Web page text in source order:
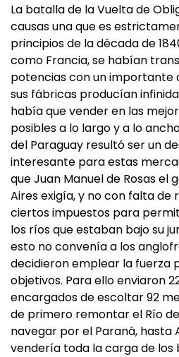
La batalla de la Vuelta de
causas una que es
principios de la década de
como Francia, se habían
potencias con un importante
sus fábricas producían
había que vender en las
posibles a lo largo y a lo
del Paraguay resultó ser un
interesante para estas
que Juan Manuel de Rosas el
Aires exigía, y no con falta de
ciertos impuestos para
los ríos que estaban bajo su
esto no convenía a los
decidieron emplear la fuerza
objetivos. Para ello enviaron
encargados de escoltar 92
de primero remontar el Río
navegar por el Paraná, hasta
vendería toda la carga de los